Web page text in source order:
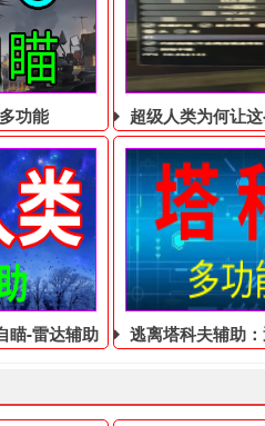
功能 超级人类为何让
瞄-雷达辅助 逃离塔科夫辅助